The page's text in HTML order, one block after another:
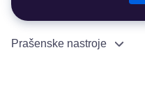
Prašenske nastroje